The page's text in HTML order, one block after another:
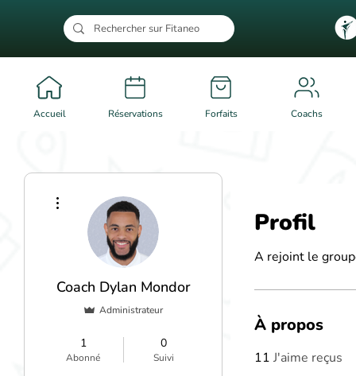
Accueil Réservations Forfaits Coachs
Profil
A rejoint le
À propos
11 J'aime reçus
Coach Dylan Mondor
Administrateur
1
Abonné
0
Suivi